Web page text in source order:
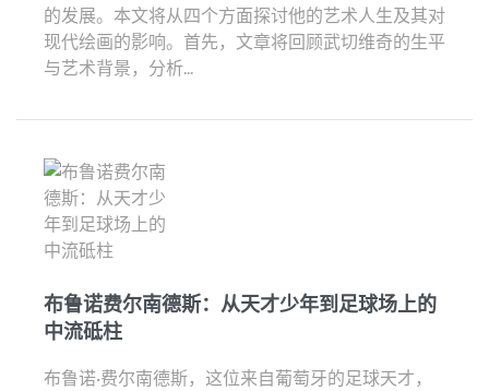
的发展。本文将从四个方面探讨他的艺术人生及其对
现代绘画的影响。首先，文章将回顾武切维奇的生平
与艺术背景，分析...
布鲁诺费尔南德斯：从天才少年到足球场上的
中流砥柱
布鲁诺·费尔南德斯，这位来自葡萄牙的足球天才，